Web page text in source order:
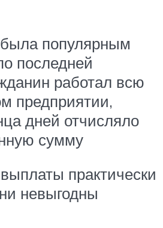
популярным
последней
работал всю
предприятии,
дней отчисляло
сумму
практически
невыгодны